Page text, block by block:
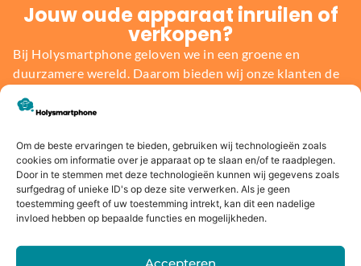
Om de beste ervaringen te bieden, gebruiken wij technologieën zoals
cookies om informatie over je apparaat op te slaan en/of te raadplegen.
Door in te stemmen met deze technologieën kunnen wij gegevens zoals
surfgedrag of unieke ID's op deze site verwerken. Als je geen
toestemming geeft of uw toestemming intrekt, kan dit een nadelige
invloed hebben op bepaalde functies en mogelijkheden.
Jouw oude apparaat inruilen of
verkopen?
Bij Holysmartphone geloven we in een groene en
duurzamere wereld. Daarom bieden wij onze klanten de
console in te ruilen voor korting op een nieuw toestel of
technologie, maar je draagt ook bij aan het behoud van
onze planeet.
Bereken de waarde